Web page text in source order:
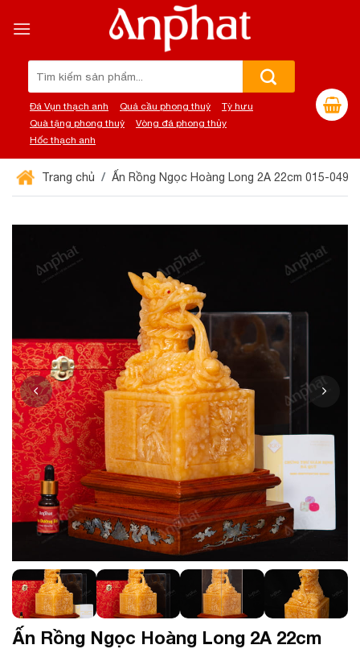
đến
Đá Vụn thạch anh Quả cầu phong thuỷ
Tỳ hưu
Quà tặng phong thuỷ
Vòng đá phong thủy
Hốc thạch anh
Trang chủ Ấn Rồng Ngọc Hoàng Long 2A 22cm 015-
Ấn Rồng Ngọc Hoàng Long 2A 22cm